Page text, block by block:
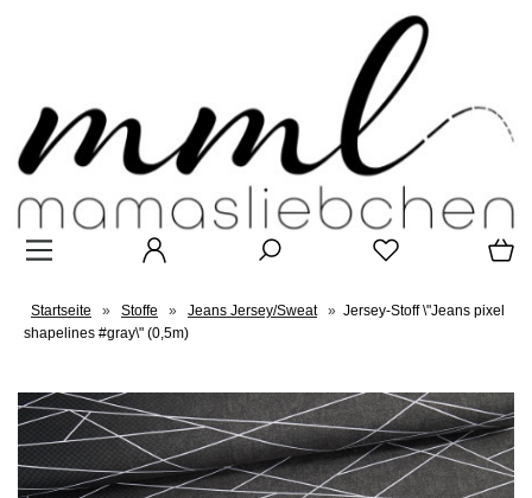
Startseite » Stoffe » Jeans Jersey/Sweat » Jersey-Stoff \"Jeans pixel
shapelines #gray\" (0,5m)